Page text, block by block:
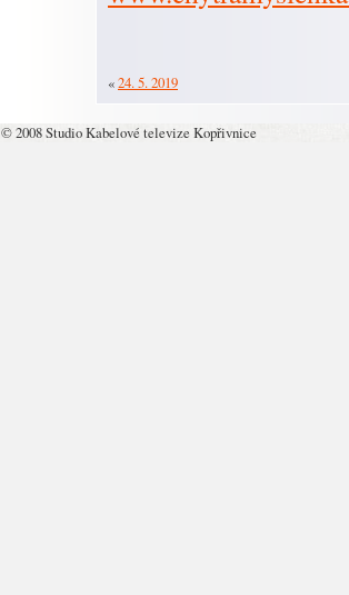
«24. 5. 2019
© 2008 Studio Kabelové televize Kopřivnice